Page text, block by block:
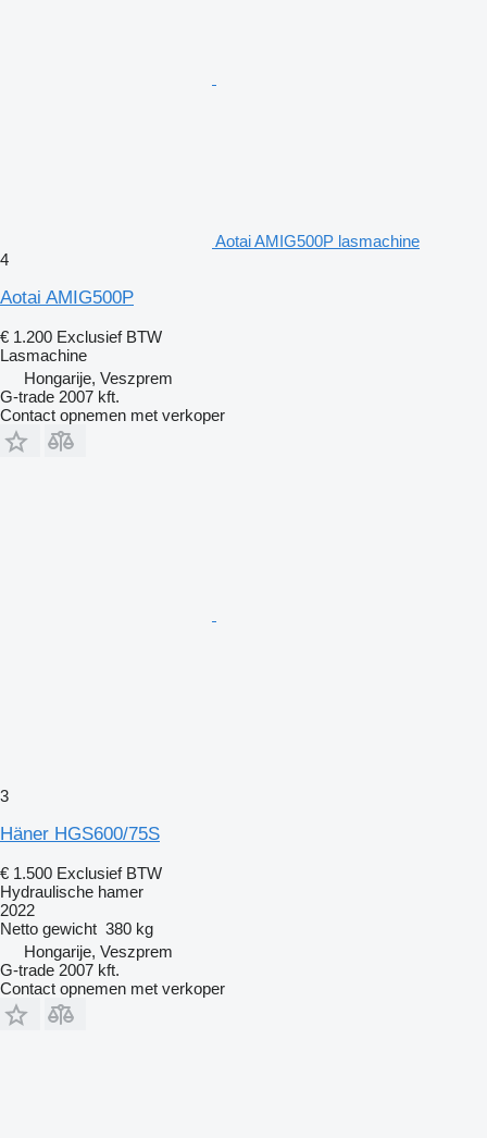
Aotai AMIG500P lasmachine
4
Aotai AMIG500P
€ 1.200 Exclusief BTW
Lasmachine
Hongarije, Veszprem
G-trade 2007 kft.
Contact opnemen met verkoper
3
Häner HGS600/75S
€ 1.500 Exclusief BTW
Hydraulische hamer
2022
Netto gewicht 380 kg
Hongarije, Veszprem
G-trade 2007 kft.
Contact opnemen met verkoper